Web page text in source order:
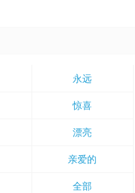
永远
惊喜
漂亮
亲爱的
全部